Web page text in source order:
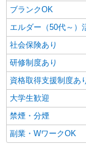
キー
アルバイト パート
COCO’S 津上浜町
ブランクOK
エルダー（50代～）
社会保険あり
研修制度あり
資格取得支援制度あ
大学生歓迎
禁煙・分煙
副業・WワークOK